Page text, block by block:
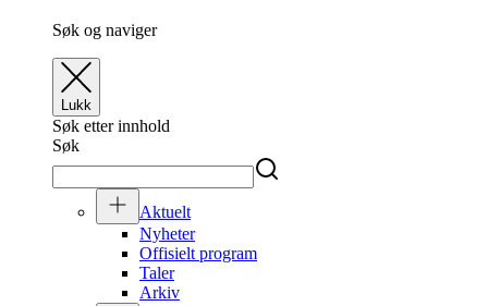
Søk og naviger
Lukk
Søk etter innhold
Søk
Aktuelt
Nyheter
Offisielt program
Taler
Arkiv